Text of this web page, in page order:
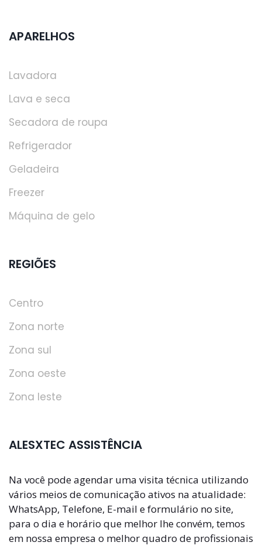
APARELHOS
Lavadora
Lava e seca
Secadora de roupa
Refrigerador
Geladeira
Freezer
Máquina de gelo
REGIÕES
Centro
Zona norte
Zona sul
Zona oeste
Zona leste
ALESXTEC ASSISTÊNCIA
Na você pode agendar uma visita técnica utilizando
vários meios de comunicação ativos na atualidade:
WhatsApp, Telefone, E-mail e formulário no site,
para o dia e horário que melhor lhe convém, temos
em nossa empresa o melhor quadro de profissionais